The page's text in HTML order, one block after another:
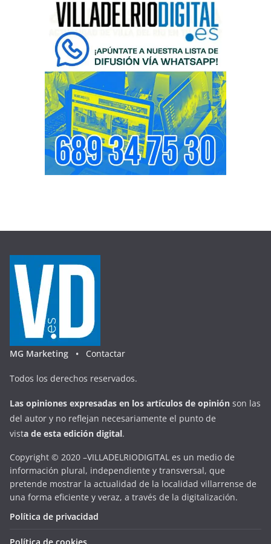
MG Marketing • Contactar
Todos los derechos reservados.
Las opiniones expresadas en los artículos de opinión son las
del autor y no reflejan necesariamente el punto de
vista de esta edición digital.
Copyright © 2020 –VILLADELRIODIGITAL es un medio de
información plural, independiente y transversal, que
pretende mostrar la actualidad de la localidad villarrense de
una forma eficiente y veraz, a través de la digitalización.
Política de privacidad